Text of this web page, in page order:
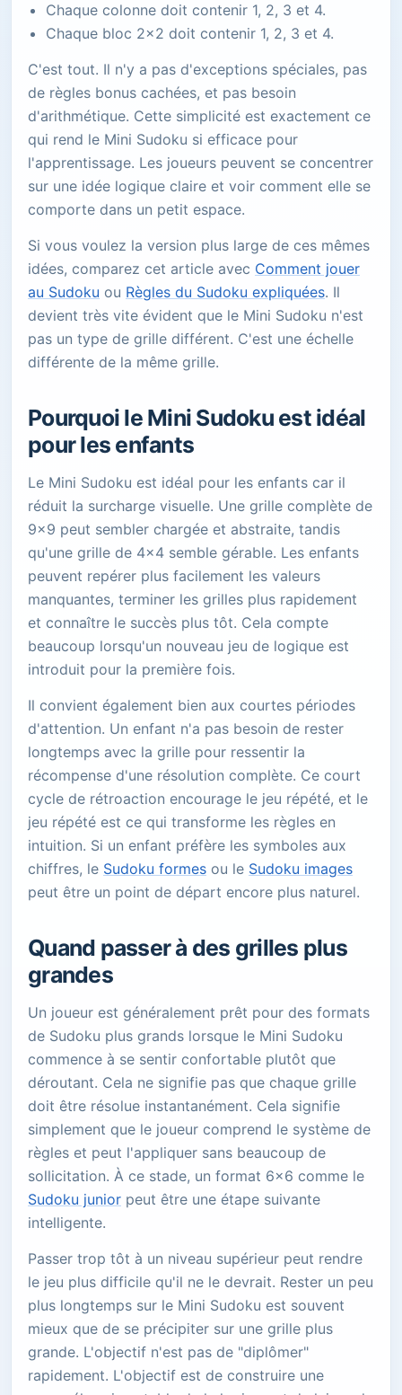
Chaque colonne doit contenir 1, 2, 3 et 4.
Chaque bloc 2x2 doit contenir 1, 2, 3 et 4.
C'est tout. Il n'y a pas d'exceptions spéciales, pas
de règles bonus cachées, et pas besoin
d'arithmétique. Cette simplicité est exactement ce
qui rend le Mini Sudoku si efficace pour
l'apprentissage. Les joueurs peuvent se concentrer
sur une idée logique claire et voir comment elle se
comporte dans un petit espace.
Si vous voulez la version plus large de ces mêmes
idées, comparez cet article avec Comment jouer
au Sudoku ou Règles du Sudoku expliquées. Il
devient très vite évident que le Mini Sudoku n'est
pas un type de grille différent. C'est une échelle
différente de la même grille.
Pourquoi le Mini Sudoku est idéal
pour les enfants
Le Mini Sudoku est idéal pour les enfants car il
réduit la surcharge visuelle. Une grille complète de
9x9 peut sembler chargée et abstraite, tandis
qu'une grille de 4x4 semble gérable. Les enfants
peuvent repérer plus facilement les valeurs
manquantes, terminer les grilles plus rapidement
et connaître le succès plus tôt. Cela compte
beaucoup lorsqu'un nouveau jeu de logique est
introduit pour la première fois.
Il convient également bien aux courtes périodes
d'attention. Un enfant n'a pas besoin de rester
longtemps avec la grille pour ressentir la
récompense d'une résolution complète. Ce court
cycle de rétroaction encourage le jeu répété, et le
jeu répété est ce qui transforme les règles en
intuition. Si un enfant préfère les symboles aux
chiffres, le Sudoku formes ou le Sudoku images
peut être un point de départ encore plus naturel.
Quand passer à des grilles plus
grandes
Un joueur est généralement prêt pour des formats
de Sudoku plus grands lorsque le Mini Sudoku
commence à se sentir confortable plutôt que
déroutant. Cela ne signifie pas que chaque grille
doit être résolue instantanément. Cela signifie
simplement que le joueur comprend le système de
règles et peut l'appliquer sans beaucoup de
sollicitation. À ce stade, un format 6x6 comme le
Sudoku junior peut être une étape suivante
intelligente.
Passer trop tôt à un niveau supérieur peut rendre
le jeu plus difficile qu'il ne le devrait. Rester un peu
plus longtemps sur le Mini Sudoku est souvent
mieux que de se précipiter sur une grille plus
grande. L'objectif n'est pas de "diplômer"
rapidement. L'objectif est de construire une